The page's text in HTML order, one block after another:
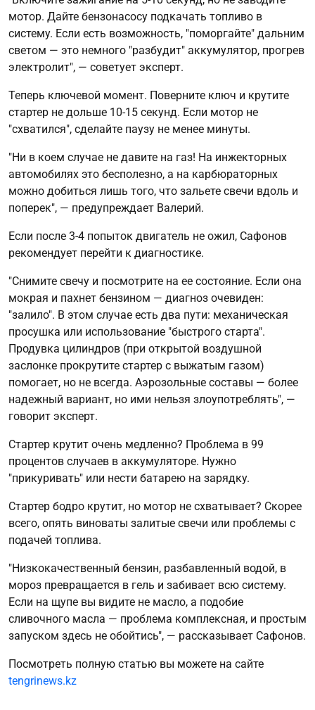
мотор. Дайте бензонасосу подкачать топливо в
систему. Если есть возможность, "поморгайте" дальним
светом — это немного "разбудит" аккумулятор, прогрев
электролит", — советует эксперт.
Теперь ключевой момент. Поверните ключ и крутите
стартер не дольше 10-15 секунд. Если мотор не
"схватился", сделайте паузу не менее минуты.
"Ни в коем случае не давите на газ! На инжекторных
автомобилях это бесполезно, а на карбюраторных
можно добиться лишь того, что зальете свечи вдоль и
поперек", — предупреждает Валерий.
Если после 3-4 попыток двигатель не ожил, Сафонов
рекомендует перейти к диагностике.
"Снимите свечу и посмотрите на ее состояние. Если она
мокрая и пахнет бензином — диагноз очевиден:
"залило". В этом случае есть два пути: механическая
просушка или использование "быстрого старта".
Продувка цилиндров (при открытой воздушной
заслонке прокрутите стартер с выжатым газом)
помогает, но не всегда. Аэрозольные составы — более
надежный вариант, но ими нельзя злоупотреблять", —
говорит эксперт.
Стартер крутит очень медленно? Проблема в 99
процентов случаев в аккумуляторе. Нужно
"прикуривать" или нести батарею на зарядку.
Стартер бодро крутит, но мотор не схватывает? Скорее
всего, опять виноваты залитые свечи или проблемы с
подачей топлива.
"Низкокачественный бензин, разбавленный водой, в
мороз превращается в гель и забивает всю систему.
Если на щупе вы видите не масло, а подобие
сливочного масла — проблема комплексная, и простым
запуском здесь не обойтись", — рассказывает Сафонов.
Посмотреть полную статью вы можете на сайте
tengrinews.kz